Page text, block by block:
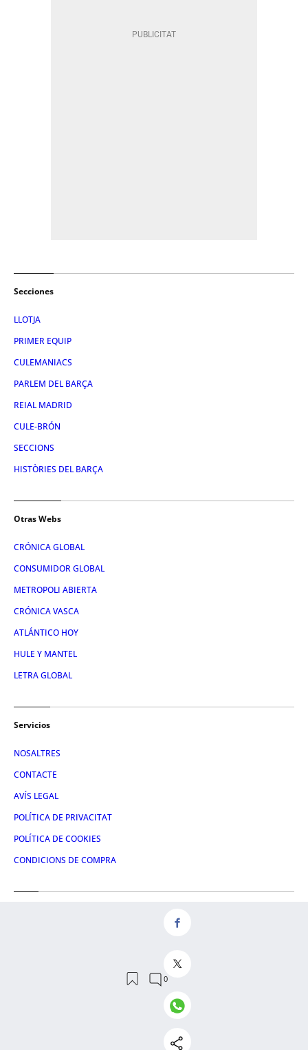
Secciones
LLOTJA
PRIMER EQUIP
CULEMANIACS
PARLEM DEL BARÇA
REIAL MADRID
CULE-BRÓN
SECCIONS
HISTÒRIES DEL BARÇA
Otras Webs
CRÓNICA GLOBAL
CONSUMIDOR GLOBAL
METROPOLI ABIERTA
CRÓNICA VASCA
ATLÁNTICO HOY
HULE Y MANTEL
LETRA GLOBAL
Servicios
NOSALTRES
CONTACTE
AVÍS LEGAL
POLÍTICA DE PRIVACITAT
POLÍTICA DE COOKIES
CONDICIONS DE COMPRA